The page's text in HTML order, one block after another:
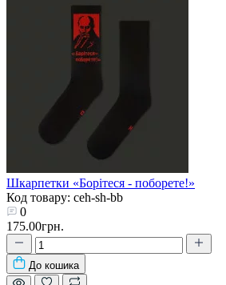
Шкарпетки «Борітеся - поборете!»
Код товару: ceh-sh-bb
0
175.00грн.
До кошика